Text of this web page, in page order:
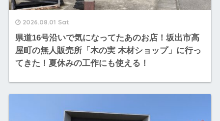
2026.08.01 Sat
県道16号沿いで気になってたあのお店！坂出市高
屋町の無人販売所「木の実 木材ショップ」に行っ
てきた！夏休みの工作にも使える！